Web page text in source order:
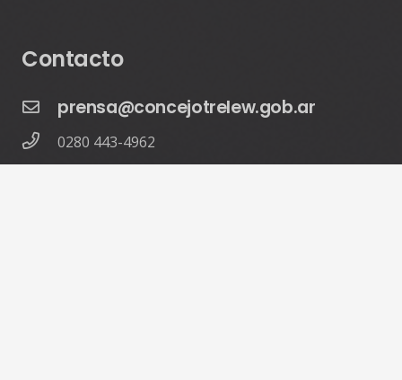
Contacto
prensa@concejotrelew.gob.ar
0280 443-4962